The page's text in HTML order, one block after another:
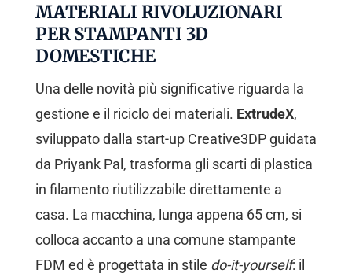
MATERIALI RIVOLUZIONARI
PER STAMPANTI 3D
DOMESTICHE
Una delle novità più significative riguarda la
gestione e il riciclo dei materiali. ExtrudeX,
sviluppato dalla start-up Creative3DP guidata
da Priyank Pal, trasforma gli scarti di plastica
in filamento riutilizzabile direttamente a
casa. La macchina, lunga appena 65 cm, si
colloca accanto a una comune stampante
FDM ed è progettata in stile do-it-yourself: il